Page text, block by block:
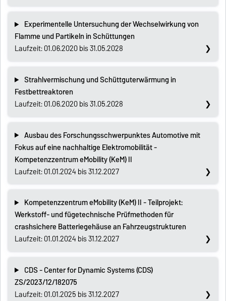
Experimentelle Untersuchung der Wechselwirkung von
Flamme und Partikeln in Schüttungen
Laufzeit: 01.06.2020 bis 31.05.2028
Strahlvermischung und Schüttguterwärmung in
Festbettreaktoren
Laufzeit: 01.06.2020 bis 31.05.2028
Ausbau des Forschungsschwerpunktes Automotive mit
Fokus auf eine nachhaltige Elektromobilität -
Kompetenzzentrum eMobility (KeM) II
Laufzeit: 01.01.2024 bis 31.12.2027
Kompetenzzentrum eMobility (KeM) II - Teilprojekt:
Werkstoff- und fügetechnische Prüfmethoden für
crashsichere Batteriegehäuse an Fahrzeugstrukturen
Laufzeit: 01.01.2024 bis 31.12.2027
CDS - Center for Dynamic Systems (CDS)
ZS/2023/12/182075
Laufzeit: 01.01.2025 bis 31.12.2027